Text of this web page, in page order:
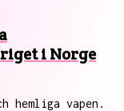
i Norge
hemliga vapen.